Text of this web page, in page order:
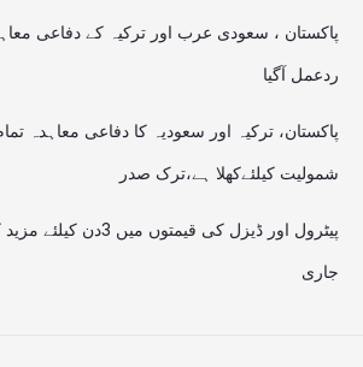
پاکستان ، سعودی عرب اور ترکیہ کے دفاعی
ردعمل آگیا
پاکستان، ترکیہ اور سعودیہ کا دفاعی معاہدہ
شمولیت کیلئےکھلا ہے،ترک صدر
پیٹرول اور ڈیزل کی قیمتوں
جاری